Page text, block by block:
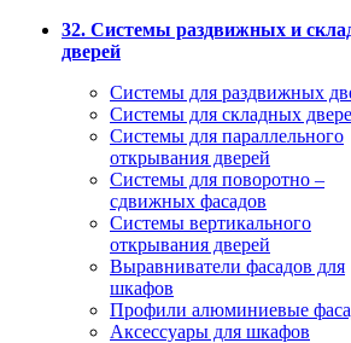
32. Системы раздвижных и
дверей
Системы для раздвижных
Системы для складных
Системы для параллельного
открывания дверей
Системы для поворотно –
сдвижных фасадов
Системы вертикального
открывания дверей
Выравниватели фасадов для
шкафов
Профили алюминиевые
Аксессуары для шкафов